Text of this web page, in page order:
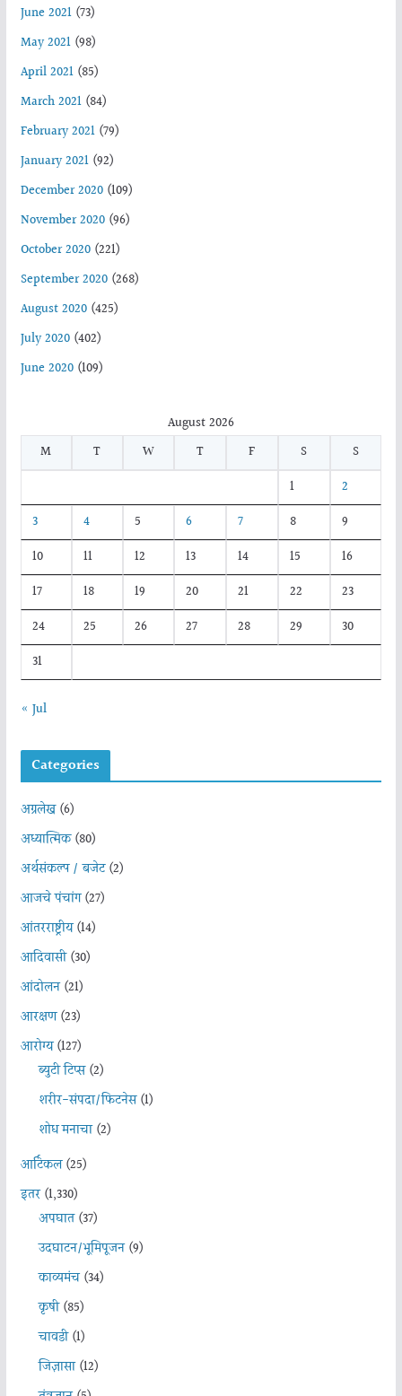
June 2021(73)
May 2021(98)
April 2021(85)
March 2021(84)
February 2021(79)
January 2021(92)
December 2020(109)
November 2020(96)
October 2020(221)
September 2020(268)
August 2020(425)
July 2020(402)
June 2020(109)
August 2026
M
T W T F S
S
1
2
3
4 5 6 7 8
9
10
11 12 13 14 15
16
17
18 19 20 21 22
23
24
25 26 27 28 29
30
31
« Jul
Categories
अग्रलेख(6)
अध्यात्मिक(80)
अर्थसंकल्प / बजेट(2)
आजचे पंचांग(27)
आंतरराष्ट्रीय(14)
आदिवासी(30)
आंदोलन(21)
आरक्षण(23)
आरोग्य(127)
ब्युटी टिप्स(2)
शरीर-संपदा/फिटनेस(1)
शोध मनाचा(2)
आर्टिकल(25)
इतर(1,330)
अपघात(37)
उदघाटन/भूमिपूजन(9)
काव्यमंच(34)
कृषी(85)
चावडी(1)
जिज्ञासा(12)